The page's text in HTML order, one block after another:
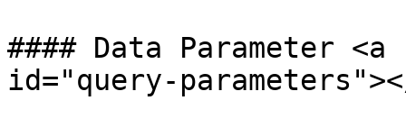
#### Data Parameter
id="query-